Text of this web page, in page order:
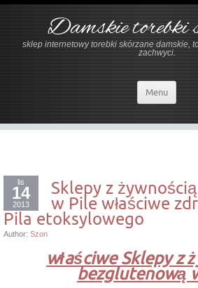
Damskie torebki
sklep internetowy torebki skórzane damskie,
zachwyci.
Menu
lis
14
2013
Sklepy z
w Pile właściwe
Pila etoksylowego
Author: Szon
właściwe Sklepy z
bezglutenową